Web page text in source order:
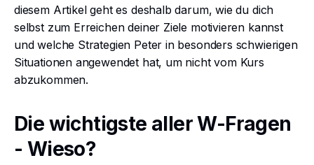
diesem Artikel geht es deshalb darum, wie du dich
selbst zum Erreichen deiner Ziele motivieren kannst
und welche Strategien Peter in besonders schwierigen
Situationen angewendet hat, um nicht vom Kurs
abzukommen.
Die wichtigste aller W-Fragen
- Wieso?